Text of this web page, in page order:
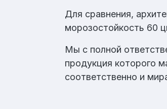
Для сравнения,
морозостойкость 60
Мы с полной
продукция которого
соответственно и